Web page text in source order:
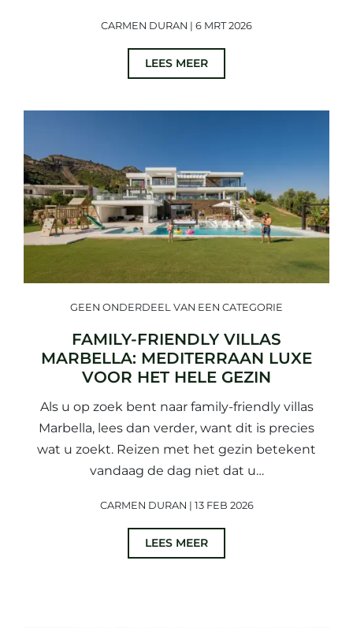
CARMEN DURAN | 6 MRT 2026
LEES MEER
GEEN ONDERDEEL VAN EEN CATEGORIE
FAMILY-FRIENDLY VILLAS
MARBELLA: MEDITERRAAN LUXE
VOOR HET HELE GEZIN
Als u op zoek bent naar family-friendly villas
Marbella, lees dan verder, want dit is precies
wat u zoekt. Reizen met het gezin betekent
vandaag de dag niet dat u…
CARMEN DURAN | 13 FEB 2026
LEES MEER